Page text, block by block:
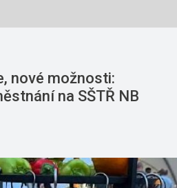
nové možnosti:
na SŠTŘ NB